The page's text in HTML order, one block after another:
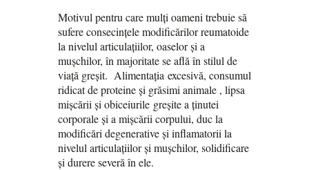
Motivul pentru care mulți oameni trebuie să
sufere consecințele modificărilor reumatoide
la nivelul articulațiilor, oaselor și a
mușchilor, în majoritate se află în stilul de
viață greșit. Alimentația excesivă, consumul
ridicat de proteine și grăsimi ​​animale , lipsa
mișcării și obiceiurile greșite a ținutei
corporale și a mișcării corpului, duc la
modificări degenerative și inflamatorii la
nivelul articulațiilor și mușchilor, solidificare
și durere severă în ele.